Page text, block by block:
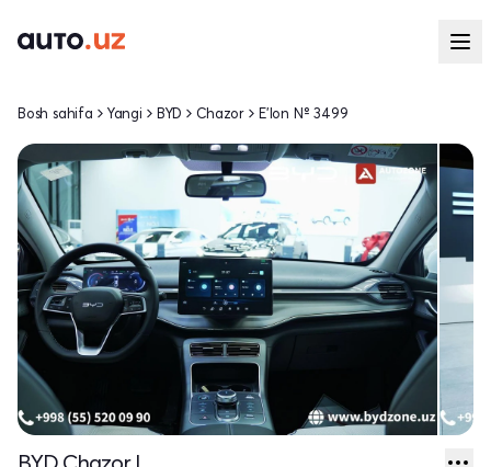
Bosh sahifa Yangi BYD Chazor E'lon № 3499